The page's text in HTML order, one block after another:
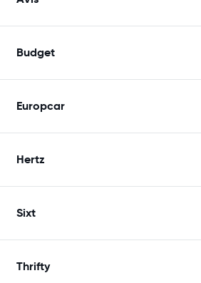
Budget
Europcar
Hertz
Sixt
Thrifty